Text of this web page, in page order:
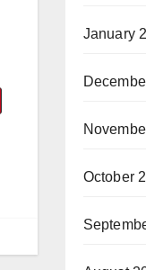
January
October